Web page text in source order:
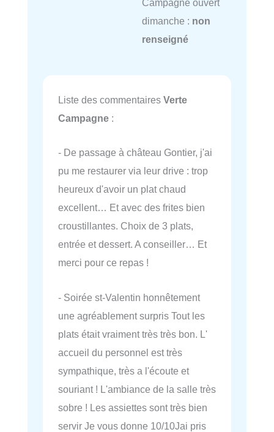
dimanche : non
renseigné
Liste des commentaires Verte
Campagne :
- De passage à château Gontier, j'ai
pu me restaurer via leur drive : trop
heureux d'avoir un plat chaud
excellent… Et avec des frites bien
croustillantes. Choix de 3 plats,
entrée et dessert. A conseiller… Et
merci pour ce repas !
- Soirée st-Valentin honnêtement
une agréablement surpris Tout les
plats était vraiment très très bon. L'
accueil du personnel est très
sympathique, très a l'écoute et
souriant ! L'ambiance de la salle très
sobre ! Les assiettes sont très bien
servir Je vous donne 10/10Jai pris